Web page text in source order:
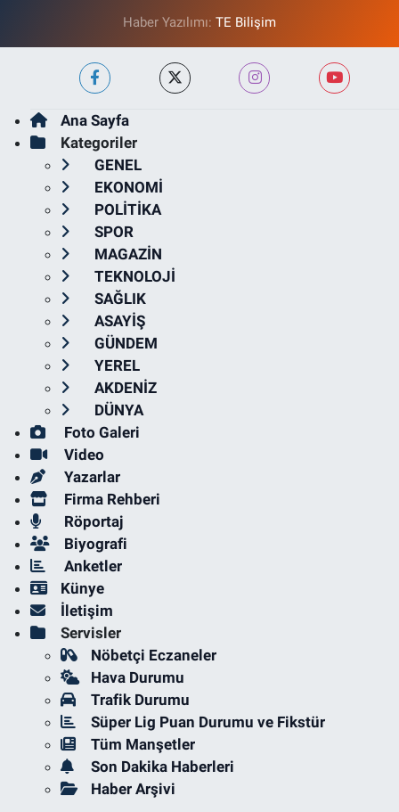
Haber Yazılımı: TE Bilişim
Ana Sayfa
Kategoriler
GENEL
EKONOMİ
POLİTİKA
SPOR
MAGAZİN
TEKNOLOJİ
SAĞLIK
ASAYİŞ
GÜNDEM
YEREL
AKDENİZ
DÜNYA
Foto Galeri
Video
Yazarlar
Firma Rehberi
Röportaj
Biyografi
Anketler
Künye
İletişim
Servisler
Nöbetçi Eczaneler
Hava Durumu
Trafik Durumu
Süper Lig Puan Durumu ve Fikstür
Tüm Manşetler
Son Dakika Haberleri
Haber Arşivi